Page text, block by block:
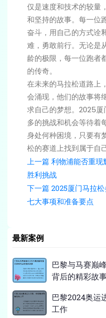
仅是速度和技术的较量
和坚持的故事。每一位
奋斗，用自己的方式诠
难，勇敢前行。无论是
龄的极限，每一位跑者
的传奇。
在未来的马拉松道路上
会涌现，他们的故事将
求自己的梦想。2025
多的挑战和机会等待着
身处何种困境，只要有
松的赛道上找到属于自
上一篇 利物浦能否重现
胜利挑战
下一篇 2025厦门马拉
七大事项和准备要点
最新案例
巴黎与马赛巅
背后的精彩故
巴黎2024奥运
工作